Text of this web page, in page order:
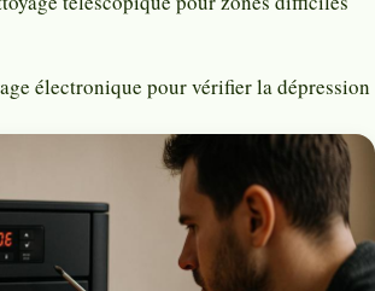
électronique pour vérifier la dépression